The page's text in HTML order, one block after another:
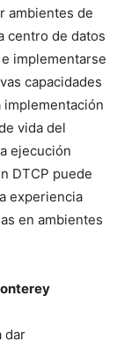
ambientes de
centro de datos
implementarse
capacidades
implementación
vida del
ejecución
DTCP puede
experiencia
en ambientes
dar